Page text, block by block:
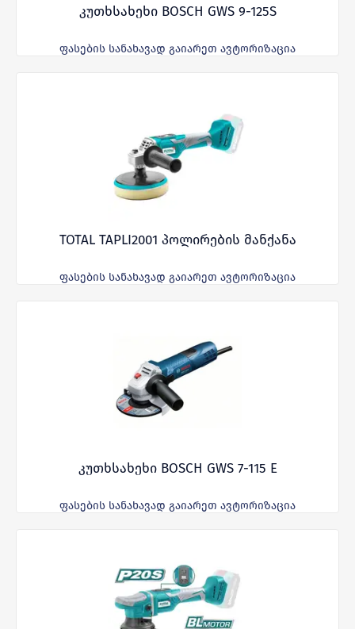
კუთხსახეხი BOSCH GWS 9-125S
ფასების სანახავად გაიარეთ ავტორიზაცია
TOTAL TAPLI2001 პოლირების მანქანა
ფასების სანახავად გაიარეთ ავტორიზაცია
კუთხსახეხი BOSCH GWS 7-115 E
ფასების სანახავად გაიარეთ ავტორიზაცია